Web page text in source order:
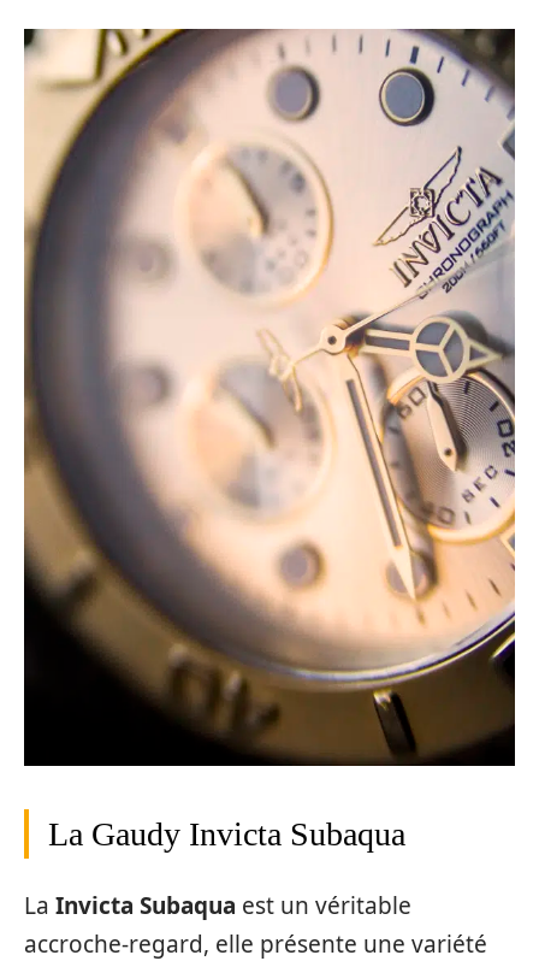
La Gaudy Invicta Subaqua
La Invicta Subaqua est un véritable
accroche-regard, elle présente une variété